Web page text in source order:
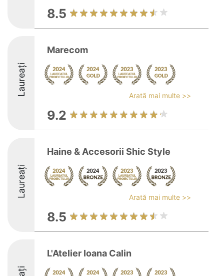
8.5
Laureați
Marecom
Arată mai multe >>
9.2
Laureați
Haine & Accesorii Shic Style
Arată mai multe >>
8.5
L'Atelier Ioana Calin